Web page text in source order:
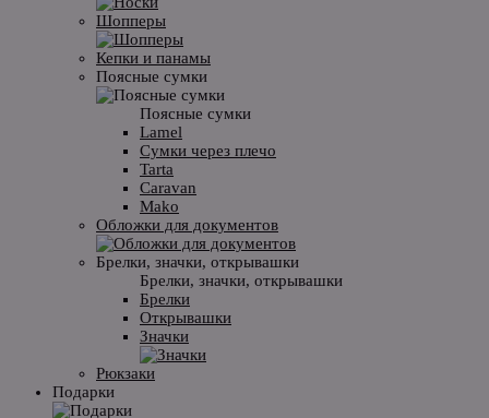
Шопперы
Кепки и панамы
Поясные сумки
Поясные сумки
Lamel
Сумки через плечо
Tarta
Caravan
Mako
Обложки для документов
Брелки, значки, открывашки
Брелки, значки, открывашки
Брелки
Открывашки
Значки
Рюкзаки
Подарки